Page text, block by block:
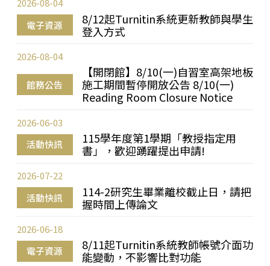
電子資源
8/12起Turnitin系統更新教師與學生
登入方式
2026-08-04
館務公告
【開閉館】8/10(一)自習室高架地板
施工期間暫停開放公告 8/10(一)
Reading Room Closure Notice
2026-08-04
活動快訊
115學年度第1學期「教授指定用
書」，歡迎踴躍提出申請!
2026-06-03
活動快訊
114-2研究生畢業離校截止日，請把
握時間上傳論文
2026-07-22
電子資源
8/11起Turnitin系統教師帳號介面功
能變動，不影響比對功能
2026-06-18